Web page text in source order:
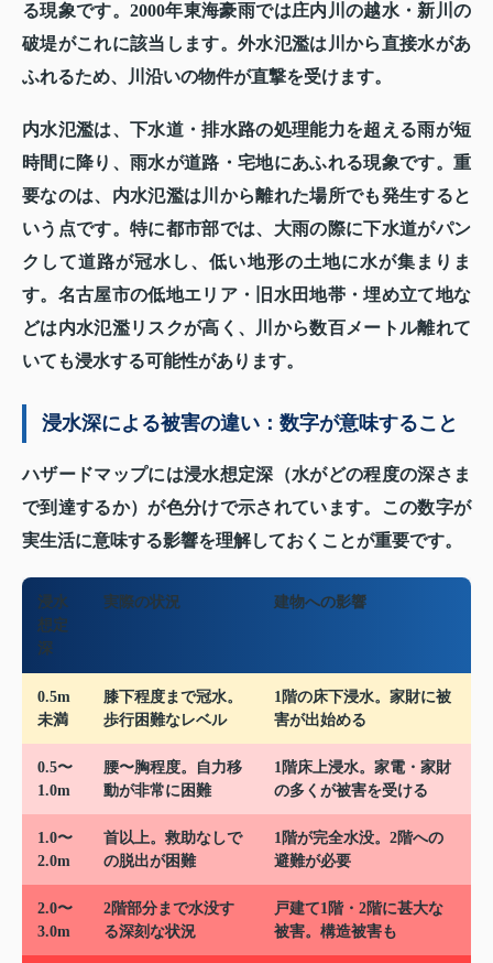
る現象です。2000年東海豪雨では庄内川の越水・新川の
破堤がこれに該当します。外水氾濫は川から直接水があ
ふれるため、川沿いの物件が直撃を受けます。
内水氾濫は、下水道・排水路の処理能力を超える雨が短
時間に降り、雨水が道路・宅地にあふれる現象です。重
要なのは、内水氾濫は川から離れた場所でも発生すると
いう点です。特に都市部では、大雨の際に下水道がパン
クして道路が冠水し、低い地形の土地に水が集まりま
す。名古屋市の低地エリア・旧水田地帯・埋め立て地な
どは内水氾濫リスクが高く、川から数百メートル離れて
いても浸水する可能性があります。
浸水深による被害の違い：数字が意味すること
ハザードマップには浸水想定深（水がどの程度の深さま
で到達するか）が色分けで示されています。この数字が
実生活に意味する影響を理解しておくことが重要です。
浸水
想定
深
実際の状況 建物への影響
0.5m
未満
膝下程度まで冠水。
歩行困難なレベル
1階の床下浸水。家財に被
害が出始める
0.5〜
1.0m
腰〜胸程度。自力移
動が非常に困難
1階床上浸水。家電・家財
の多くが被害を受ける
1.0〜
2.0m
首以上。救助なしで
の脱出が困難
1階が完全水没。2階への
避難が必要
2.0〜
3.0m
2階部分まで水没す
る深刻な状況
戸建て1階・2階に甚大な
被害。構造被害も